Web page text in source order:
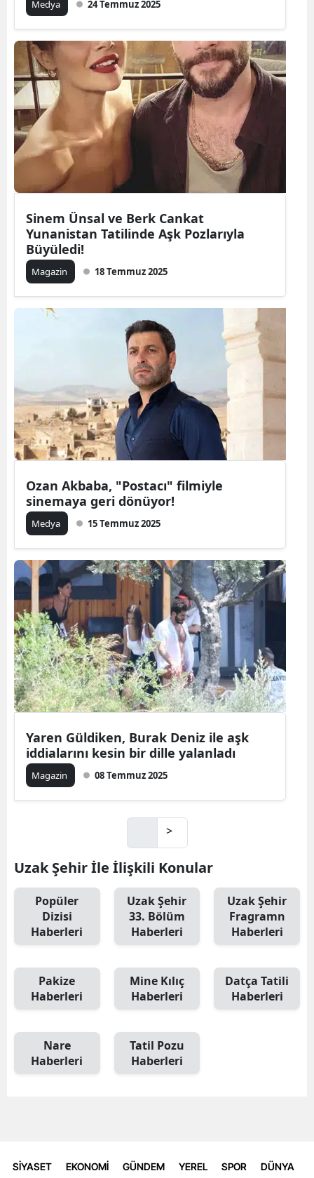
Medya 24 Temmuz 2025
Sinem Ünsal ve Berk Cankat
Yunanistan Tatilinde Aşk Pozlarıyla
Büyüledi!
Magazin 18 Temmuz 2025
Ozan Akbaba, "Postacı" filmiyle
sinemaya geri dönüyor!
Medya 15 Temmuz 2025
Yaren Güldiken, Burak Deniz ile aşk
iddialarını kesin bir dille yalanladı
Magazin 08 Temmuz 2025
>
Uzak Şehir İle İlişkili Konular
Popüler
Dizisi
Haberleri
Uzak Şehir
33. Bölüm
Haberleri
Uzak Şehir
Fragramn
Haberleri
Pakize
Haberleri
Mine Kılıç
Haberleri
Datça Tatili
Haberleri
Nare
Haberleri
Tatil Pozu
Haberleri
SİYASET EKONOMİ GÜNDEM YEREL SPOR DÜNYA